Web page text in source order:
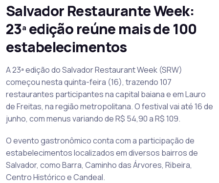
Salvador Restaurante Week:
23ª edição reúne mais de 100
estabelecimentos
A 23ª edição do Salvador Restaurant Week (SRW)
começou nesta quinta-feira (16), trazendo 107
restaurantes participantes na capital baiana e em Lauro
de Freitas, na região metropolitana. O festival vai até 16 de
junho, com menus variando de R$ 54,90 a R$ 109.
O evento gastronômico conta com a participação de
estabelecimentos localizados em diversos bairros de
Salvador, como Barra, Caminho das Árvores, Ribeira,
Centro Histórico e Candeal.